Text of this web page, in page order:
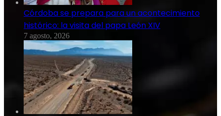
Córdoba se prepara para un acontecimiento
histórico: la visita del papa León XIV
7 agosto, 2026